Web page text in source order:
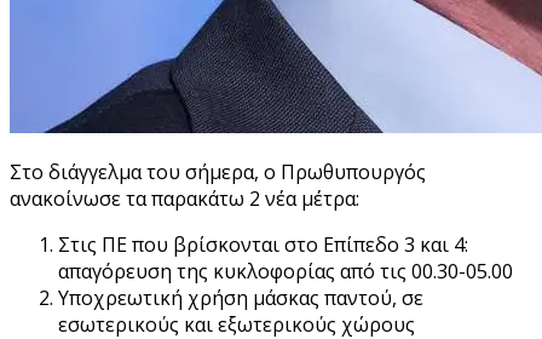
Στο διάγγελμα του σήμερα, ο Πρωθυπουργός
ανακοίνωσε τα παρακάτω 2 νέα μέτρα:
Στις ΠΕ που βρίσκονται στο Επίπεδο 3 και 4:
απαγόρευση της κυκλοφορίας από τις 00.30-05.00
Υποχρεωτική χρήση μάσκας παντού, σε
εσωτερικούς και εξωτερικούς χώρους